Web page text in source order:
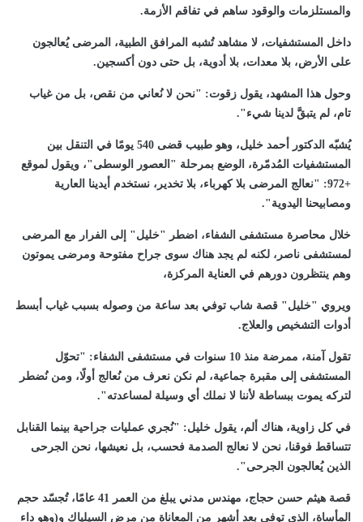
والمستلزمات والوقود ساهم في تفاقم الأزمة.
داخل المستشفيات، لا مشاهد تُشبه المرافق الطبية، المرضى يُعالجون
على الأرض، بلا معدات، بلا أدوية، بل حتى دون أكسجين.
وحول هذا المشهد، يقول زقوت: "نحن لا نُعاني من نقص، بل من غياب
تام، لم يتبقَّ لدينا شيء".
يُشبّه الدكتور أحمد خليل، وهو طبيب قضى 540 يومًا في التنقل بين
المستشفيات المُدمّرة، الوضع بمرحلة "العصور الوسطى"، ويقول لموقع
+972: "نعالج المرضى بلا كهرباء، بلا تخدير، نستخدم أيدينا العارية
ومصابيحنا اليدوية".
خلال محاصرة مستشفى الشفاء، اضطر "خليل" إلى الفرار مع المرضى
لمستشفى ناصر، لكنه لم يجد هناك سوى جراح مفتوحة ومرضى يموتون
وهم ينتظرون دورهم في العناية المركزة،
ويروي "خليل" قصة شاب توفي بعد ساعة من وصوله بسبب غياب أبسط
أدوات التشخيص والعلاج.
تقول آمنة، ممرضة منذ 10 سنوات في مستشفى الشفاء: "تحوّل
المستشفى إلى مقبرة جماعية، لم نكن نعرف من نُعالج أولًا، ومن نُضطر
لتركه يموت ببساطة لأننا لا نملك أي وسيلة لمساعدته".
في كل زاوية، هناك ألم، يقول خليل: "نُجري عمليات جراحية بينما القنابل
تتساقط فوقنا، نحن لا نعالج الصدمة فحسب، بل نعيشها، نحن الجرحى
الذين يُعالجون الجرحى".
قصة هيثم حسن حجاج، مهندس مدني يبلغ من العمر 41 عامًا، تُجسّد حجم
المأساة، الذي توفي بعد أشهر من المعاناة من مرض السيلياك و(وهو داء